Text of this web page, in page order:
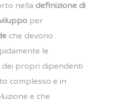
nella definizione di
per
che devono
le
dei propri dipendenti
complesso e in
e che